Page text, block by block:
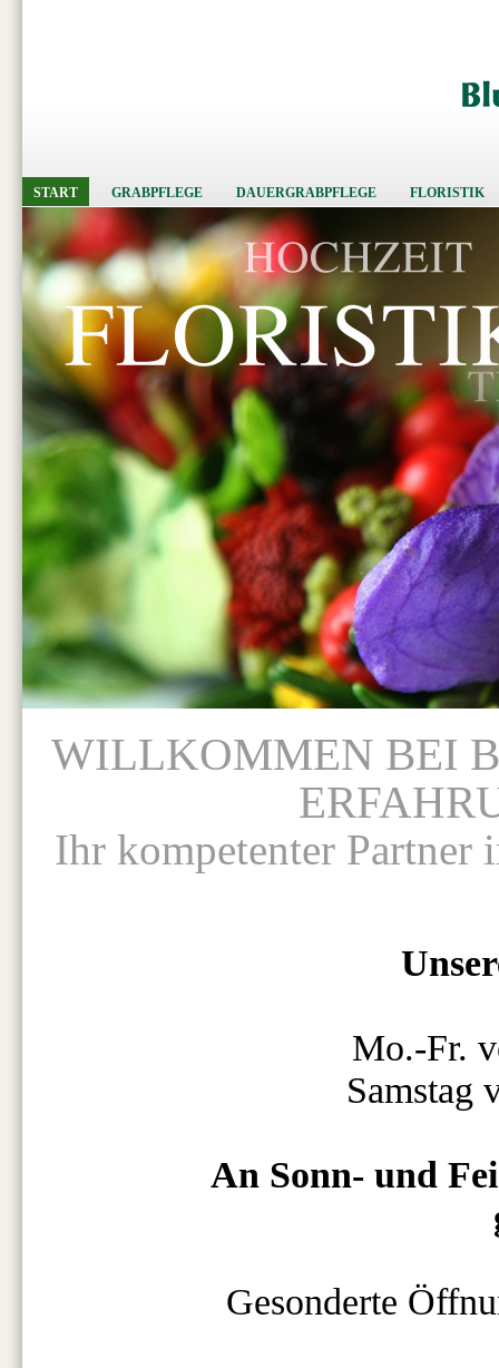
START GRABPFLEGE DAUERGRABPFLEGE FLORISTIK
WILLKOMMEN BEI
Ihr kompetenter Partner
Mo.-Fr.
Samstag
An Sonn- und
Gesonderte